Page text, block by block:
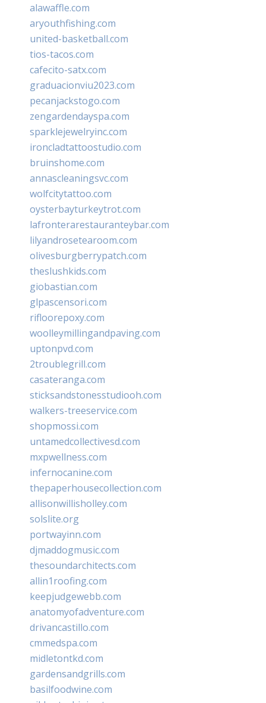
alawaffle.com
aryouthfishing.com
united-basketball.com
tios-tacos.com
cafecito-satx.com
graduacionviu2023.com
pecanjackstogo.com
zengardendayspa.com
sparklejewelryinc.com
ironcladtattoostudio.com
bruinshome.com
annascleaningsvc.com
wolfcitytattoo.com
oysterbayturkeytrot.com
lafronterarestauranteybar.com
lilyandrosetearoom.com
olivesburgberrypatch.com
theslushkids.com
giobastian.com
glpascensori.com
rifloorepoxy.com
woolleymillingandpaving.com
uptonpvd.com
2troublegrill.com
casateranga.com
sticksandstonesstudiooh.com
walkers-treeservice.com
shopmossi.com
untamedcollectivesd.com
mxpwellness.com
infernocanine.com
thepaperhousecollection.com
allisonwillisholley.com
solslite.org
portwayinn.com
djmaddogmusic.com
thesoundarchitects.com
allin1roofing.com
keepjudgewebb.com
anatomyofadventure.com
drivancastillo.com
cmmedspa.com
midletontkd.com
gardensandgrills.com
basilfoodwine.com